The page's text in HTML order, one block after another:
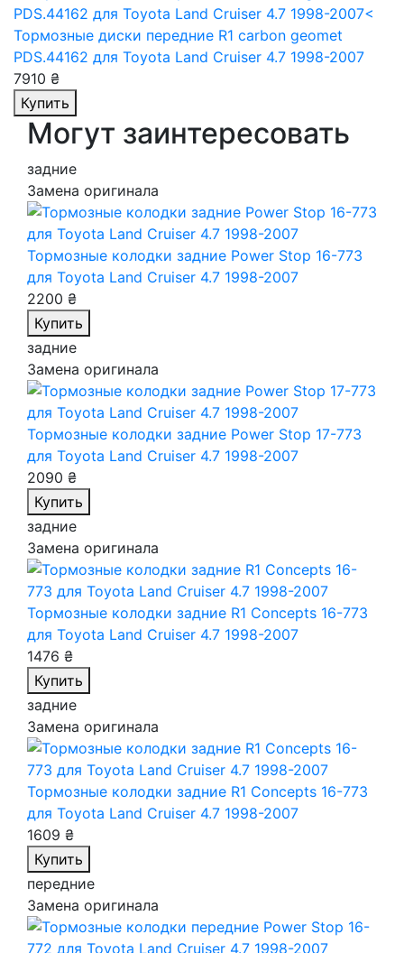
Тормозные диски передние R1 carbon geomet
PDS.44162 для Toyota Land Cruiser 4.7 1998-2007
7910 ₴
Купить
Могут заинтересовать
задние
Замена оригинала
Тормозные колодки задние Power Stop 16-773
для Toyota Land Cruiser 4.7 1998-2007
2200 ₴
Купить
задние
Замена оригинала
Тормозные колодки задние Power Stop 17-773
для Toyota Land Cruiser 4.7 1998-2007
2090 ₴
Купить
задние
Замена оригинала
Тормозные колодки задние R1 Concepts 16-773
для Toyota Land Cruiser 4.7 1998-2007
1476 ₴
Купить
задние
Замена оригинала
Тормозные колодки задние R1 Concepts 16-773
для Toyota Land Cruiser 4.7 1998-2007
1609 ₴
Купить
передние
Замена оригинала